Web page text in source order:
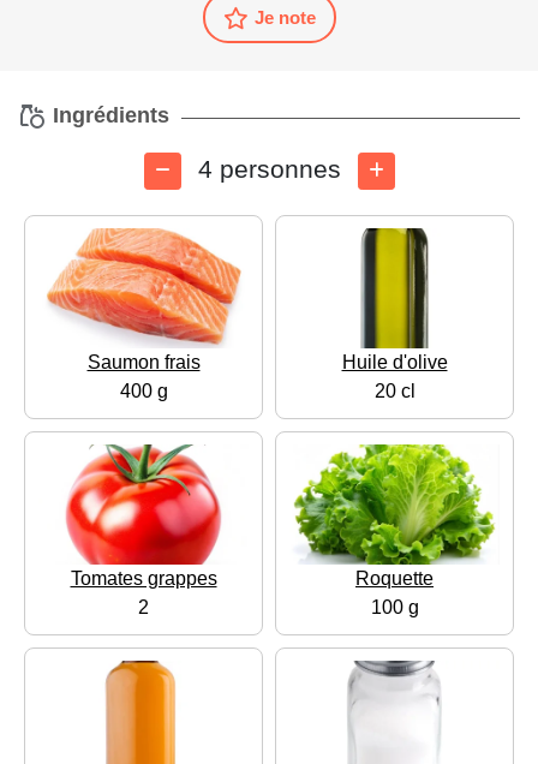
Je note
Ingrédients
4 personnes
Saumon frais
400 g
Huile d'olive
20 cl
Tomates grappes
2
Roquette
100 g